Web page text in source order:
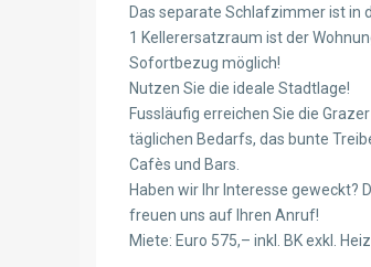
Das separate Schlafzimmer ist in
1 Kellerersatzraum ist der
Sofortbezug möglich!
Nutzen Sie die ideale Stadtlage!
Fussläufig erreichen Sie die
täglichen Bedarfs, das bunte
Cafès und Bars.
Haben wir Ihr Interesse geweckt?
freuen uns auf Ihren Anruf!
Miete: Euro 575,– inkl. BK exkl.